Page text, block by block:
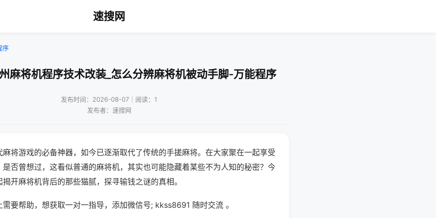
速搜网
序
麻将机程序技术改装_怎么分辨麻将机被动手脚-万能程序
发布时间：2026-08-07｜阅读：1
发布者：速搜网
将游戏的必备神器，如今已逐渐取代了传统的手搓麻将。在大家聚在一起享受
否曾想过，这看似普通的麻将机，其实也可能隐藏着某些不为人知的秘密？今
开麻将机背后的那些猫腻，探寻输钱之谜的真相。
要帮助，想获取一对一指导，添加微信号; kkss8691 随时交流 。